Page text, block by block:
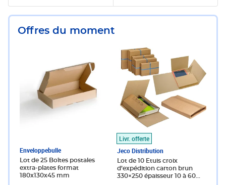
Offres du moment
Enveloppebulle
Lot de 25 Boîtes postales
extra-plates format
180x130x45 mm
Livr. offerte
Jeco Distribution
Lot de 10 Etuis croix
d’expédition carton brun
330×250 épaisseur 10 à 60
Prix 24,99€ HT